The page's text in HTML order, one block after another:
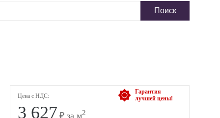
Гарантия
лучшей цены!
Цена с НДС:
3 627 ₽ за м2